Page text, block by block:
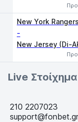
New York
-
New Jersey (Di-
Live
210 2207023
support@fonbet.gr